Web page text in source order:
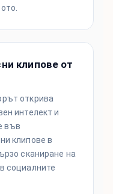
клипове от
открива
интелект и
във
клипове в
сканиране на
социалните